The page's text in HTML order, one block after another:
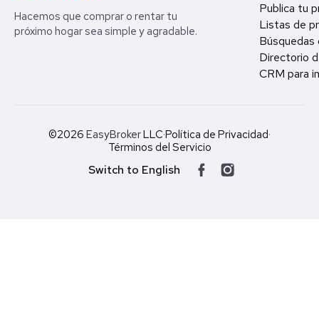
Hacemos que comprar o rentar tu
próximo hogar sea simple y agradable.
Publica tu
Listas de
Búsquedas
Directorio
CRM para
©2026 EasyBrokerLLC·Política de Privacidad·
Términos del Servicio
Switch to English